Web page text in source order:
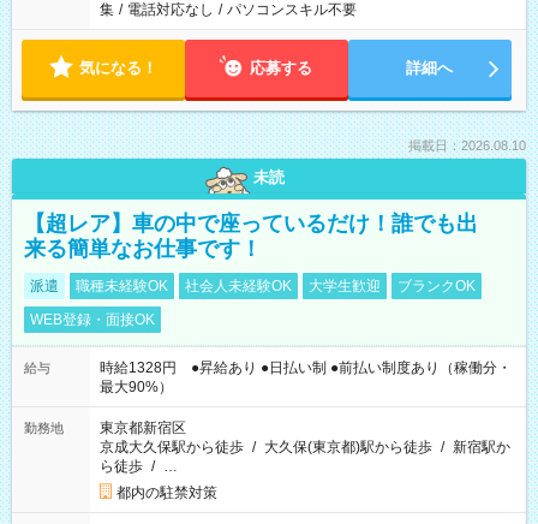
集 / 電話対応なし / パソコンスキル不要
気になる！ 応募する 詳細へ
掲載日：2026.08.10
未読
【超レア】車の中で座っているだけ！誰でも出
来る簡単なお仕事です！
派遣 職種未経験OK 社会人未経験OK 大学生歓迎
ブランクOK
WEB登録・面接OK
給与
時給1328円 ●昇給あり ●日払い制 ●前払い制度あり（稼働分・
最大90%）
勤務地
東京都新宿区
京成大久保駅から徒歩 / 大久保(東京都)駅から徒歩 / 新宿駅か
ら徒歩 / …
都内の駐禁対策